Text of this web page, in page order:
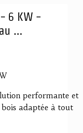
6 KW -
...
performante et
adaptée à tout